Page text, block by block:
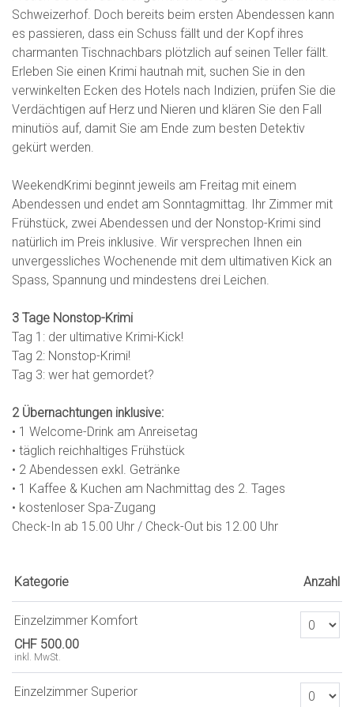
Schweizerhof. Doch bereits beim ersten Abendessen kann
es passieren, dass ein Schuss fällt und der Kopf ihres
charmanten Tischnachbars plötzlich auf seinen Teller fällt.
Erleben Sie einen Krimi hautnah mit, suchen Sie in den
verwinkelten Ecken des Hotels nach Indizien, prüfen Sie die
Verdächtigen auf Herz und Nieren und klären Sie den Fall
minutiös auf, damit Sie am Ende zum besten Detektiv
gekürt werden.
WeekendKrimi beginnt jeweils am Freitag mit einem
Abendessen und endet am Sonntagmittag. Ihr Zimmer mit
Frühstück, zwei Abendessen und der Nonstop-Krimi sind
natürlich im Preis inklusive. Wir versprechen Ihnen ein
unvergessliches Wochenende mit dem ultimativen Kick an
Spass, Spannung und mindestens drei Leichen.
3 Tage Nonstop-Krimi
Tag 1: der ultimative Krimi-Kick!
Tag 2: Nonstop-Krimi!
Tag 3: wer hat gemordet?
2 Übernachtungen inklusive:
• 1 Welcome-Drink am Anreisetag
• täglich reichhaltiges Frühstück
• 2 Abendessen exkl. Getränke
• 1 Kaffee & Kuchen am Nachmittag des 2. Tages
• kostenloser Spa-Zugang
Check-In ab 15.00 Uhr / Check-Out bis 12.00 Uhr
Kategorie Anzahl
Einzelzimmer Komfort
CHF 500.00
inkl. MwSt.
Anzahl
Einzelzimmer Superior
Anzahl